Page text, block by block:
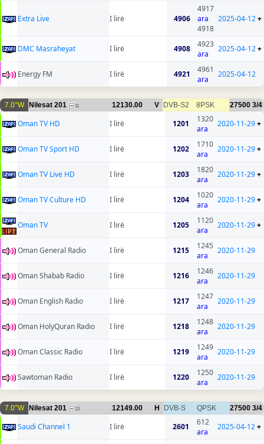
Extra Live I lirë 4906
4917
ara
4918
2025-04-12+
DMC Masraheyat I lirë 4908
4923
ara
2025-04-12+
Energy FM I lirë 4921
4961
ara
2025-04-12
7.0°W Nilesat 201 11 12130.00 V DVB-S2 8PSK 27500 3/4
Oman TV HD I lirë 1201
1320
ara
2020-11-29+
Oman TV Sport HD I lirë 1202
1710
ara
2020-11-29+
Oman TV Live HD I lirë 1203
1820
ara
2020-11-29+
Oman TV Culture HD I lirë 1204
1020
ara
2020-11-29+
Oman TV I lirë 1205
1120
ara
2020-11-29+
Oman General Radio I lirë 1215
1245
ara
2020-11-29
Oman Shabab Radio I lirë 1216
1246
ara
2020-11-29
Oman English Radio I lirë 1217
1247
ara
2020-11-29
Oman HolyQuran Radio I lirë 1218
1248
ara
2020-11-29
Oman Classic Radio I lirë 1219
1249
ara
2020-11-29
Sawtoman Radio I lirë 1220
1250
ara
2020-11-29
7.0°W Nilesat 201 23 12149.00 H DVB-S QPSK 27500 3/4
Saudi Channel 1 I lirë 2601
612
ara
2025-04-12+